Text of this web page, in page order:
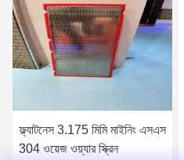
ফ্ল্যাটনেস 3.175 মিমি মাইনিং এসএস
304 ওয়েজ ওয়্যার স্ক্রিন